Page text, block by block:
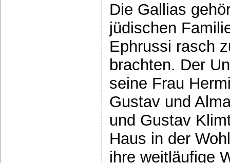
Die Gallias
jüdischen
Ephrussi rasch
brachten. Der
seine Frau
Gustav und
und Gustav
Haus in der
ihre weitläufige